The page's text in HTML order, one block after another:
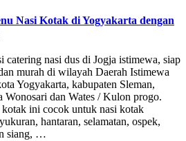
Nasi Kotak di Yogyakarta dengan
catering nasi dus di Jogja istimewa, siap
murah di wilayah Daerah Istimewa
Yogyakarta, kabupaten Sleman,
Wonosari dan Wates / Kulon progo.
kotak ini cocok untuk nasi kotak
hantaran, selamatan, ospek,
siang, …